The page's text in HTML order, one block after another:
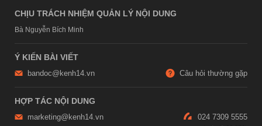
CHỊU TRÁCH NHIỆM QUẢN LÝ NỘI DUNG
Bà Nguyễn Bích Minh
Ý KIẾN BÀI VIẾT
bandoc@kenh14.vn Câu hỏi thường gặp
HỢP TÁC NỘI DUNG
marketing@kenh14.vn 024 7309 5555